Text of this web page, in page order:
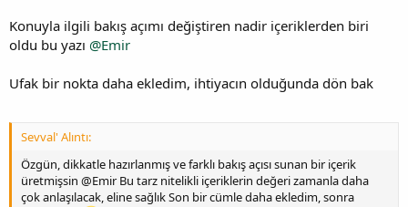
Konuyla ilgili bakış açımı değiştiren nadir içeriklerden biri
oldu bu yazı @Emir
Ufak bir nokta daha ekledim, ihtiyacın olduğunda dön bak
Sevval' Alıntı:
Özgün, dikkatle hazırlanmış ve farklı bakış açısı sunan bir içerik
üretmişsin @Emir Bu tarz nitelikli içeriklerin değeri zamanla daha
çok anlaşılacak, eline sağlık Son bir cümle daha ekledim, sonra